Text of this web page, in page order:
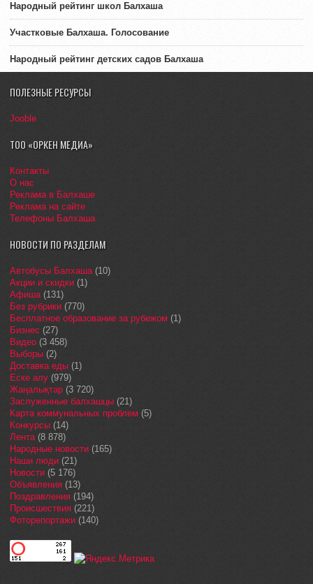
Народный рейтинг школ Балхаша
Участковые Балхаша. Голосование
Народный рейтинг детских садов Балхаша
ПОЛЕЗНЫЕ РЕСУРСЫ
Jooble
ТОО «ОРКЕН МЕДИА»
Контакты
О нас
Реклама в Балхаше
Реклама на сайте
Телефоны Балхаша
НОВОСТИ ПО РАЗДЕЛАМ
Автобусы Балхаша(10)
Акции и скидки (1)
Афиша(131)
Без рубрики (770)
Бесплатное образование за рубежом (1)
Бизнес (27)
Видео (3 458)
Выборы (2)
Доставка еды (1)
Еске алу (979)
Жаңалықтар (3 720)
Заслуженные балхашцы (21)
Карта коммунальных проблем (5)
Конкурсы (14)
Лента(8 878)
Народные новости (165)
Наши люди (21)
Новости (5 176)
Объявления (13)
Поздравления (194)
Происшествия (221)
Фоторепортажи (140)